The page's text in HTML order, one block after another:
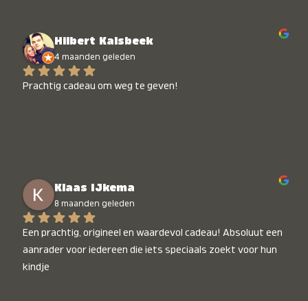
Hilbert Kalsbeek
4 maanden geleden
Prachtig cadeau om weg te geven!
Klaas IJkema
8 maanden geleden
Een prachtig, origineel en waardevol cadeau! Absoluut een
aanrader voor iedereen die iets speciaals zoekt voor hun
kindje